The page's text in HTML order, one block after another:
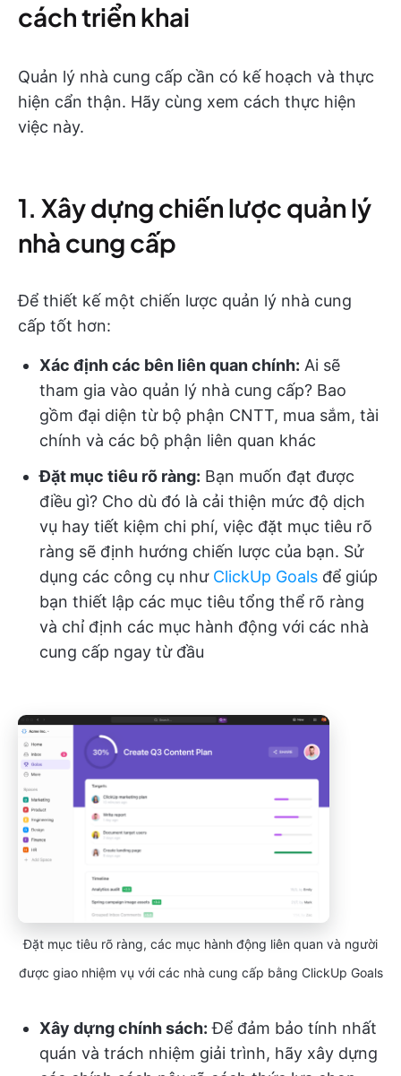
cách triển khai
Quản lý nhà cung cấp cần có kế hoạch và thực
hiện cẩn thận. Hãy cùng xem cách thực hiện
việc này.
1. Xây dựng chiến lược quản lý
nhà cung cấp
Để thiết kế một chiến lược quản lý nhà cung
cấp tốt hơn:
Xác định các bên liên quan chính: Ai sẽ
tham gia vào quản lý nhà cung cấp? Bao
gồm đại diện từ bộ phận CNTT, mua sắm, tài
chính và các bộ phận liên quan khác
Đặt mục tiêu rõ ràng: Bạn muốn đạt được
điều gì? Cho dù đó là cải thiện mức độ dịch
vụ hay tiết kiệm chi phí, việc đặt mục tiêu rõ
ràng sẽ định hướng chiến lược của bạn. Sử
dụng các công cụ như ClickUp Goals để giúp
bạn thiết lập các mục tiêu tổng thể rõ ràng
và chỉ định các mục hành động với các nhà
cung cấp ngay từ đầu
Đặt mục tiêu rõ ràng, các mục hành động liên quan và người
được giao nhiệm vụ với các nhà cung cấp bằng ClickUp Goals
Xây dựng chính sách: Để đảm bảo tính nhất
quán và trách nhiệm giải trình, hãy xây dựng